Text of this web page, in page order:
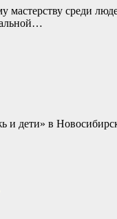
мастерству среди
дети» в